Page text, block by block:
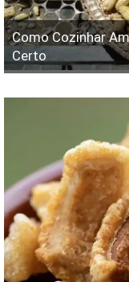
Como Cozinhar
Certo